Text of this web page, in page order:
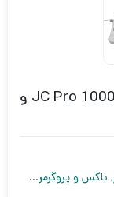
ماژول السیدی و موتور ویبره برای JC Pro 1000S و
, باکس و پروگرمر آیفون